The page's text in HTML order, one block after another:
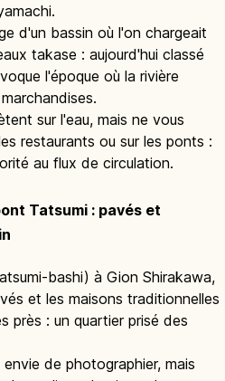
d'un bassin où l'on chargeait
takase : aujourd'hui classé
l'époque où la rivière
sur l'eau, mais ne vous
restaurants ou sur les ponts :
au flux de circulation.
Tatsumi : pavés et
bashi) à Gion Shirakawa,
et les maisons traditionnelles
près : un quartier prisé des
de photographier, mais